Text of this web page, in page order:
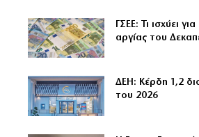
ΓΣΕΕ: Τι ισχύει
αργίας του
ΔΕΗ: Κέρδη 1,2
του 2026